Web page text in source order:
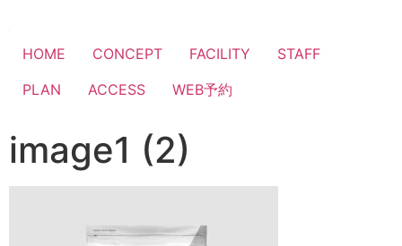
HOME CONCEPT FACILITY
STAFF
PLAN
ACCESS WEB予約
image1 (2)